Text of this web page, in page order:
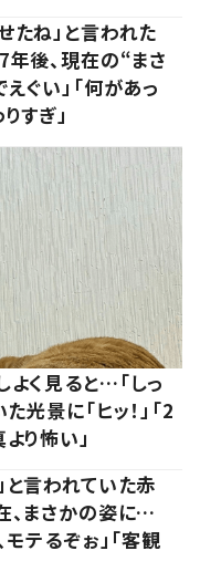
たね」と言われた
後、現在の“まさ
ぐい」「何があっ
すぎ」
よく見ると…「しっ
光景に「ヒッ！」「2
り怖い」
と言われていた赤
、まさかの姿に…
モテるぞぉ」「客観